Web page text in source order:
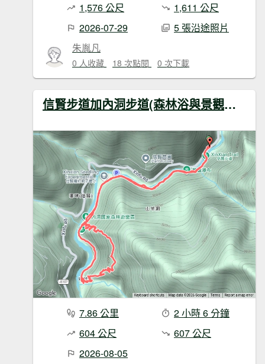
1,576 公尺
1,611 公尺
2026-07-29
5 張沿途照片
朱胤凡
0 人收藏 18 次點閱 0 次下載
信賢步道加內洞步道(森林浴與景觀步道)
7.86 公里
2 小時 6 分鐘
604 公尺
607 公尺
2026-08-05